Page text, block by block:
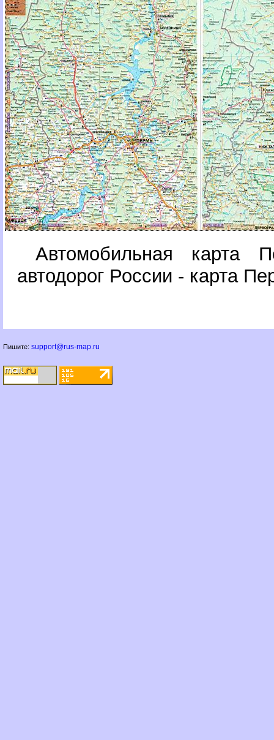
Автомобильная карта
автодорог России - карта
Пишите: support@rus-map.ru